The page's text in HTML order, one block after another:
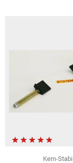
Kern-Stabi